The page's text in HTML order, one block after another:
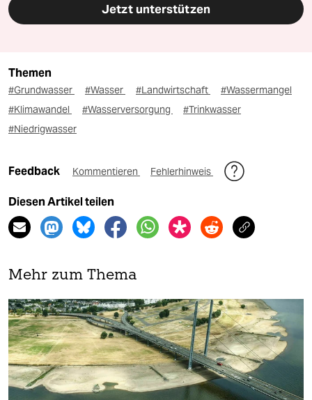
Jetzt unterstützen
Themen
#Grundwasser #Wasser #Landwirtschaft
#Wassermangel
#Klimawandel
#Wasserversorgung
#Trinkwasser
#Niedrigwasser
Feedback Kommentieren Fehlerhinweis
Diesen Artikel teilen
Mehr zum Thema